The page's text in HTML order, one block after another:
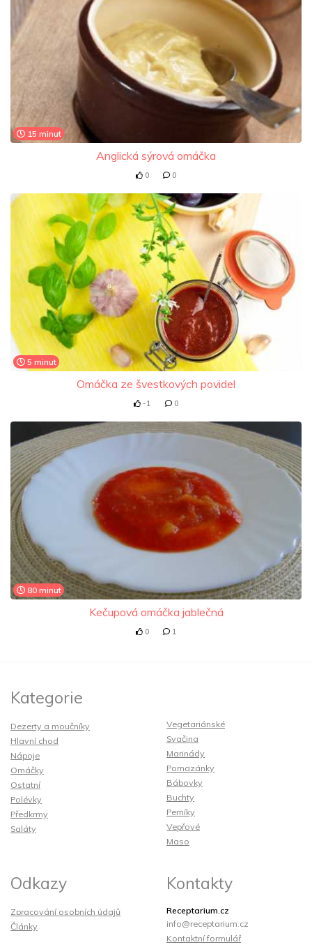
15 minut
Anglická sýrová omáčka
0 0
5 minut
Omáčka ze švestkových povidel
-1 0
80 minut
Kečupová omáčka jablečná
0 1
Kategorie
Dezerty a moučníky
Hlavní chod
Nápoje
Omáčky
Ostatní
Polévky
Předkrmy
Saláty
Vegetariánské
Svačina
Marinády
Pomazánky
Bábovky
Buchty
Perníky
Vepřové
Maso
Odkazy
Zpracování osobních údajů
Články
Kontakty
Receptarium.cz
info@receptarium.cz
Kontaktní formulář